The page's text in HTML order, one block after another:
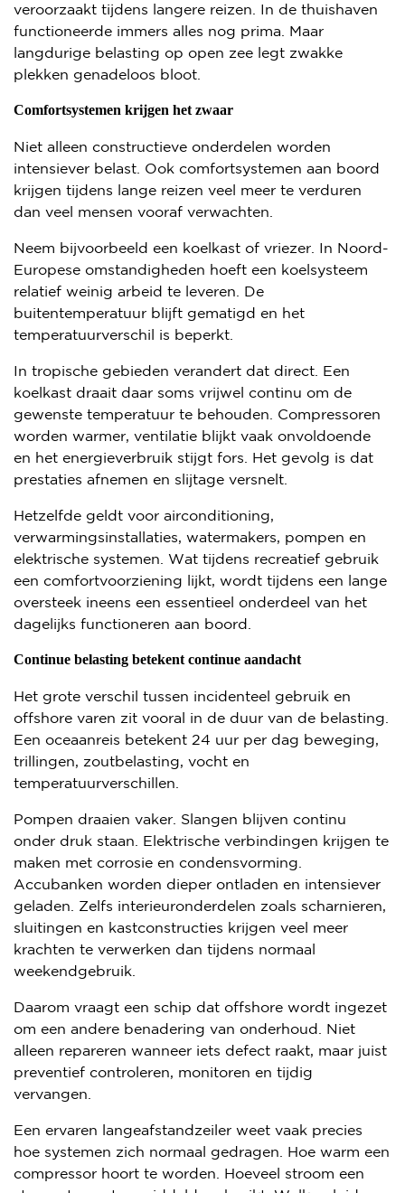
veroorzaakt tijdens langere reizen. In de thuishaven
functioneerde immers alles nog prima. Maar
langdurige belasting op open zee legt zwakke
plekken genadeloos bloot.
Comfortsystemen krijgen het zwaar
Niet alleen constructieve onderdelen worden
intensiever belast. Ook comfortsystemen aan boord
krijgen tijdens lange reizen veel meer te verduren
dan veel mensen vooraf verwachten.
Neem bijvoorbeeld een koelkast of vriezer. In Noord-
Europese omstandigheden hoeft een koelsysteem
relatief weinig arbeid te leveren. De
buitentemperatuur blijft gematigd en het
temperatuurverschil is beperkt.
In tropische gebieden verandert dat direct. Een
koelkast draait daar soms vrijwel continu om de
gewenste temperatuur te behouden. Compressoren
worden warmer, ventilatie blijkt vaak onvoldoende
en het energieverbruik stijgt fors. Het gevolg is dat
prestaties afnemen en slijtage versnelt.
Hetzelfde geldt voor airconditioning,
verwarmingsinstallaties, watermakers, pompen en
elektrische systemen. Wat tijdens recreatief gebruik
een comfortvoorziening lijkt, wordt tijdens een lange
oversteek ineens een essentieel onderdeel van het
dagelijks functioneren aan boord.
Continue belasting betekent continue aandacht
Het grote verschil tussen incidenteel gebruik en
offshore varen zit vooral in de duur van de belasting.
Een oceaanreis betekent 24 uur per dag beweging,
trillingen, zoutbelasting, vocht en
temperatuurverschillen.
Pompen draaien vaker. Slangen blijven continu
onder druk staan. Elektrische verbindingen krijgen te
maken met corrosie en condensvorming.
Accubanken worden dieper ontladen en intensiever
geladen. Zelfs interieuronderdelen zoals scharnieren,
sluitingen en kastconstructies krijgen veel meer
krachten te verwerken dan tijdens normaal
weekendgebruik.
Daarom vraagt een schip dat offshore wordt ingezet
om een andere benadering van onderhoud. Niet
alleen repareren wanneer iets defect raakt, maar juist
preventief controleren, monitoren en tijdig
vervangen.
Een ervaren langeafstandzeiler weet vaak precies
hoe systemen zich normaal gedragen. Hoe warm een
compressor hoort te worden. Hoeveel stroom een